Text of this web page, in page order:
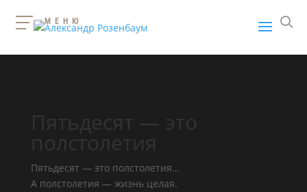
Пятьдесят — это
полстолетия
Пятьдесят — это полстолетия…
А полстолетия — жизнь целая.
МЕНЮ